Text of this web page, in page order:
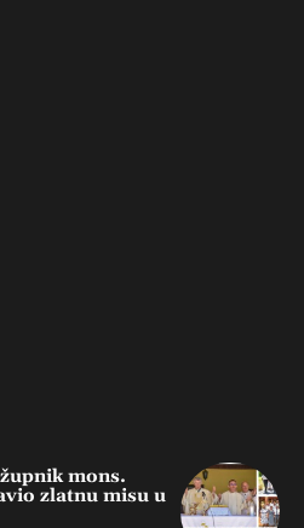
mons.
zlatnu misu u